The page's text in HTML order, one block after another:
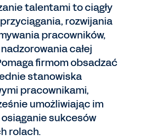
talentami to ciągły
rozwijania
pracowników,
całej
firmom obsadzać
stanowiska
pracownikami,
umożliwiając im
sukcesów
rolach.